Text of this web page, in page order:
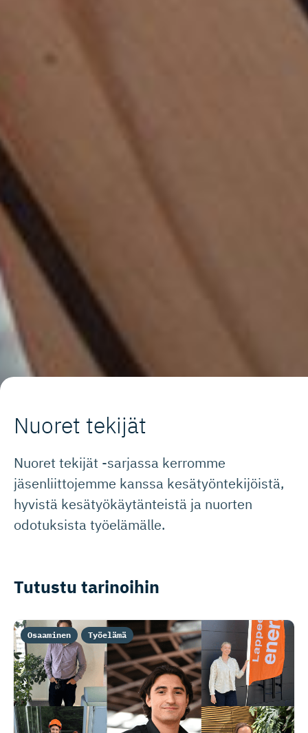
Nuoret tekijät
Nuoret tekijät -sarjassa kerromme
jäsenliittojemme kanssa kesätyöntekijöistä,
hyvistä kesätyökäytänteistä ja nuorten
odotuksista työelämälle.
Tutustu tarinoihin
Osaaminen Työelämä